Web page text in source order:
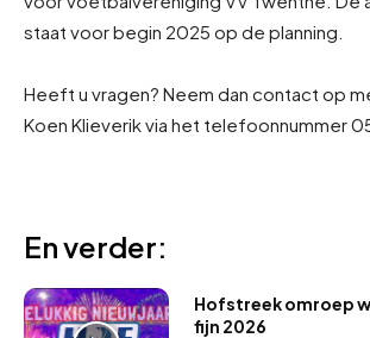
staat voor begin 2025 op de planning.
Heeft u vragen? Neem dan contact op
Koen Klieverik via het telefoonnummer
En verder:
Hofstreek omroep
fijn 2026